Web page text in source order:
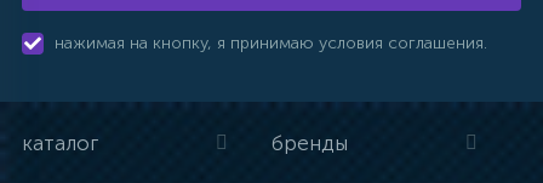
нажимая на кнопку, я принимаю условия соглашения.
каталог бренды